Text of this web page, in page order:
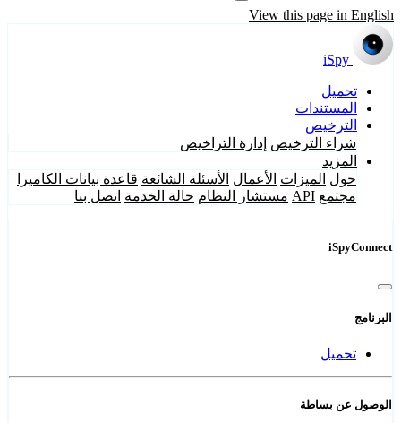
View this page in English
iSpy
تحميل
المستندات
الترخيص
شراء الترخيص إدارة التراخيص
المزيد
حول الميزات الأعمال الأسئلة الشائعة قاعدة بيانات الكاميرا
مجتمع API مستشار النظام حالة الخدمة اتصل بنا
iSpyConnect
البرنامج
تحميل
الوصول عن بساطة